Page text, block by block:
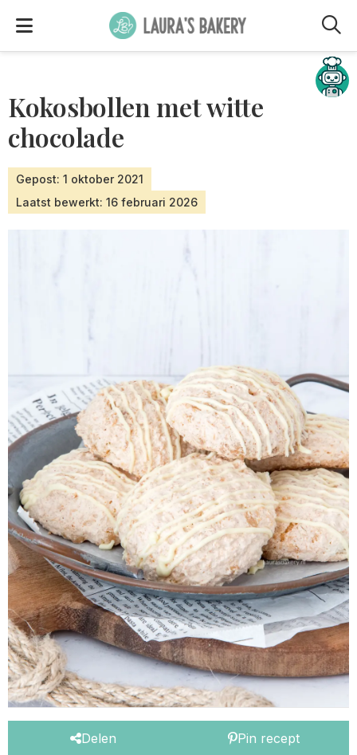
Kokosbollen met witte
chocolade
Gepost: 1 oktober 2021
Laatst bewerkt: 16 februari 2026
Delen Pin recept